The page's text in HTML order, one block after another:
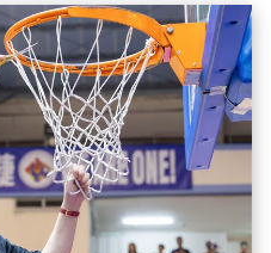
無數網友流下感動的淚